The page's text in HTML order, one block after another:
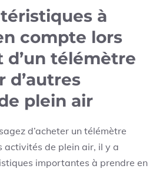
à
compte lors
d’un télémètre
d’autres
plein air
d’acheter un télémètre
activités de plein air, il y a
importantes à prendre en